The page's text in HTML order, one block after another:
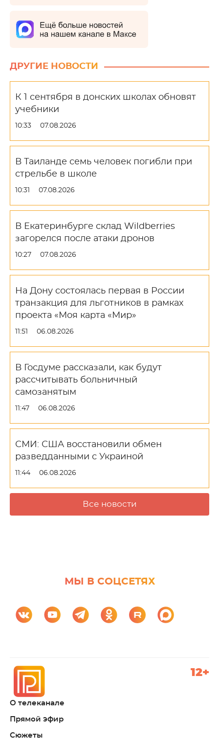
ДРУГИЕ НОВОСТИ
К 1 сентября в донских школах обновят
учебники
10:33 07.08.2026
В Таиланде семь человек погибли при
стрельбе в школе
10:31 07.08.2026
В Екатеринбурге склад Wildberries
загорелся после атаки дронов
10:27 07.08.2026
На Дону состоялась первая в России
транзакция для льготников в рамках
проекта «Моя карта «Мир»
11:51 06.08.2026
В Госдуме рассказали, как будут
рассчитывать больничный
самозанятым
11:47 06.08.2026
СМИ: США восстановили обмен
разведданными с Украиной
11:44 06.08.2026
Все новости
МЫ В СОЦСЕТЯХ
О телеканале
Прямой эфир
Сюжеты
12+